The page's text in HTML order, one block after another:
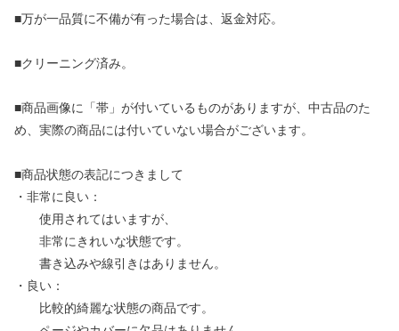
■万が一品質に不備が有った場合は、返金対応。
■クリーニング済み。
■商品画像に「帯」が付いているものがありますが、中古品のた
め、実際の商品には付いていない場合がございます。
■商品状態の表記につきまして
・非常に良い：
使用されてはいますが、
非常にきれいな状態です。
書き込みや線引きはありません。
・良い：
比較的綺麗な状態の商品です。